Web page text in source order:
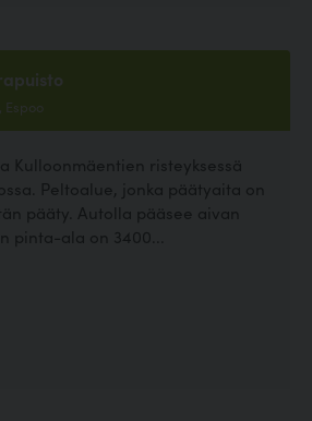
Espoo
Kulloonmäentien risteyksessä
Peltoalue, jonka päätyaita on
pääty. Autolla pääsee aivan
pinta-ala on 3400...